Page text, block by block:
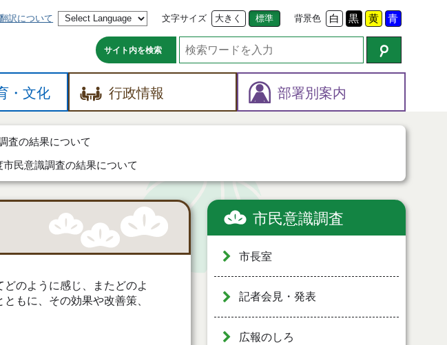
訳について 文字サイズ 大きく 標準 背景色 白 黒 黄 青
サイト内を検索
・文化 行政情報 部署別案内
査の結果について
市民意識調査の結果について
のように感じ、またどのよ
もに、その効果や改善策、
市民意識調査
市長室
記者会見・発表
広報のしろ